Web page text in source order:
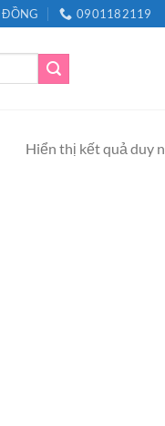
ĐỒNG 0901182119
Hiển thị kết quả duy